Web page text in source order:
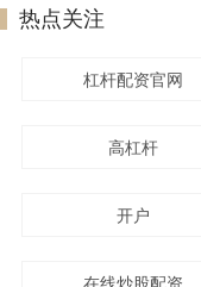
热点关注
杠杆配资官网
高杠杆
开户
在线炒股配资